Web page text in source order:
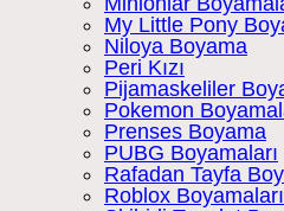
My Little Pony
Niloya Boyama
Peri Kızı
Pijamaskeliler
Pokemon
Prenses Boyama
PUBG Boyamaları
Rafadan Tayfa
Roblox Boyamaları